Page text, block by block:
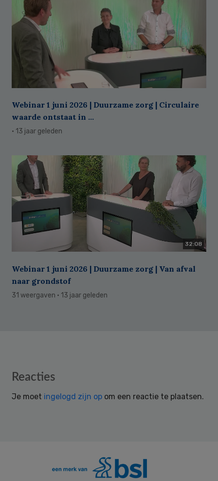
Webinar 1 juni 2026 | Duurzame zorg | Circulaire
waarde ontstaat in ...
· 13 jaar geleden
32:08
Webinar 1 juni 2026 | Duurzame zorg | Van afval
naar grondstof
31 weergaven · 13 jaar geleden
Reader
Reacties
Je moet ingelogd zijn op om een reactie te plaatsen.